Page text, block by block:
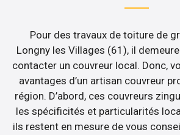
Pour des travaux de toiture de
Longny les Villages (61), il
contacter un couvreur local. Donc,
avantages d’un artisan couvreur
région. D’abord, ces couvreurs
les spécificités et particularités
ils restent en mesure de vous